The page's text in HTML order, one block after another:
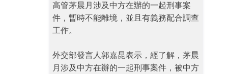
高管茅晨月涉及中方在辦的一起刑事案
件，暫時不能離境，並且有義務配合調查
工作。
外交部發言人郭嘉昆表示，經了解，茅晨
月涉及中方在辦的一起刑事案件，被中方